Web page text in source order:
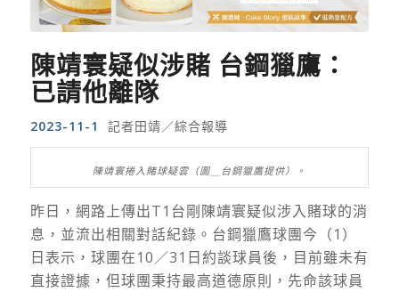
陳靖寰疑似涉賭 台鋼獵鷹：
已請他離隊
2023-11-1 記者田靖／綜合報導
陳靖寰捲入賭球疑雲（圖＿台鋼獵鷹提供）。
昨日，網路上傳出T1台剛陳靖寰疑似涉入賭球的消
息，並流出相關對話紀錄。台鋼獵鷹球團今（1）
日表示，球團在10／31日約談球員後，目前雖未有
直接證據，但球團秉持最高道德原則，先命該球員